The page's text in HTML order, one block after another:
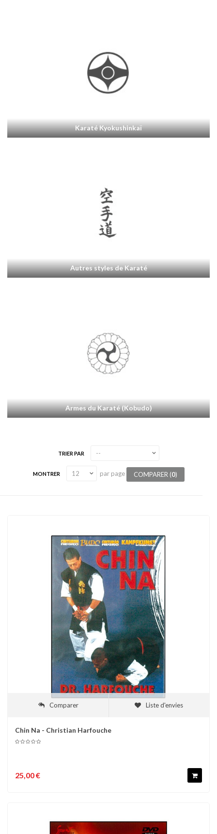
Karaté Kyokushinkaï
Autres styles de Karaté
Armes du Karaté (Kobudo)
TRIER PAR
MONTRER par page COMPARER (0)
Comparer Liste d'envies
Chin Na - Christian Harfouche
25,00 €